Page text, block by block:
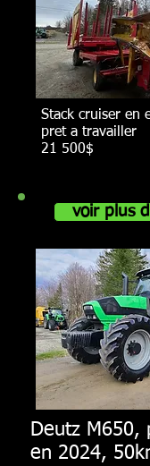
Stack cruiser en
pret a travailler
21 500$
voir plus
Deutz M650,
en 2024,